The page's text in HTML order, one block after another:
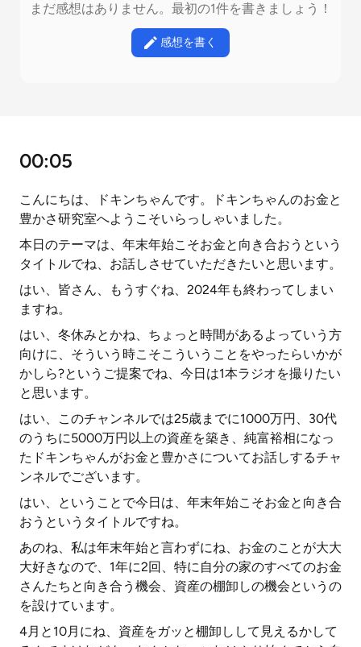
まだ感想はありません。最初の1件を書きましょう！
感想を書く
00:05
こんにちは、ドキンちゃんです。ドキンちゃんのお金と
豊かさ研究室へようこそいらっしゃいました。
本日のテーマは、年末年始こそお金と向き合おうという
タイトルでね、お話しさせていただきたいと思います。
はい、皆さん、もうすぐね、2024年も終わってしまい
ますね。
はい、冬休みとかね、ちょっと時間があるよっていう方
向けに、そういう時こそこういうことをやったらいかが
かしら?というご提案でね、今日は1本ラジオを撮りたい
と思います。
はい、このチャンネルでは25歳までに1000万円、30代
のうちに5000万円以上の資産を築き、純富裕相になっ
たドキンちゃんがお金と豊かさについてお話しするチャ
ンネルでございます。
はい、ということで今日は、年末年始こそお金と向き合
おうというタイトルですね。
あのね、私は年末年始と言わずにね、お金のことが大大
大好きなので、1年に2回、特に自分の家のすべてのお金
さんたちと向き合う機会、資産の棚卸しの機会というの
を設けています。
4月と10月にね、資産をガッと棚卸しして見えるかして